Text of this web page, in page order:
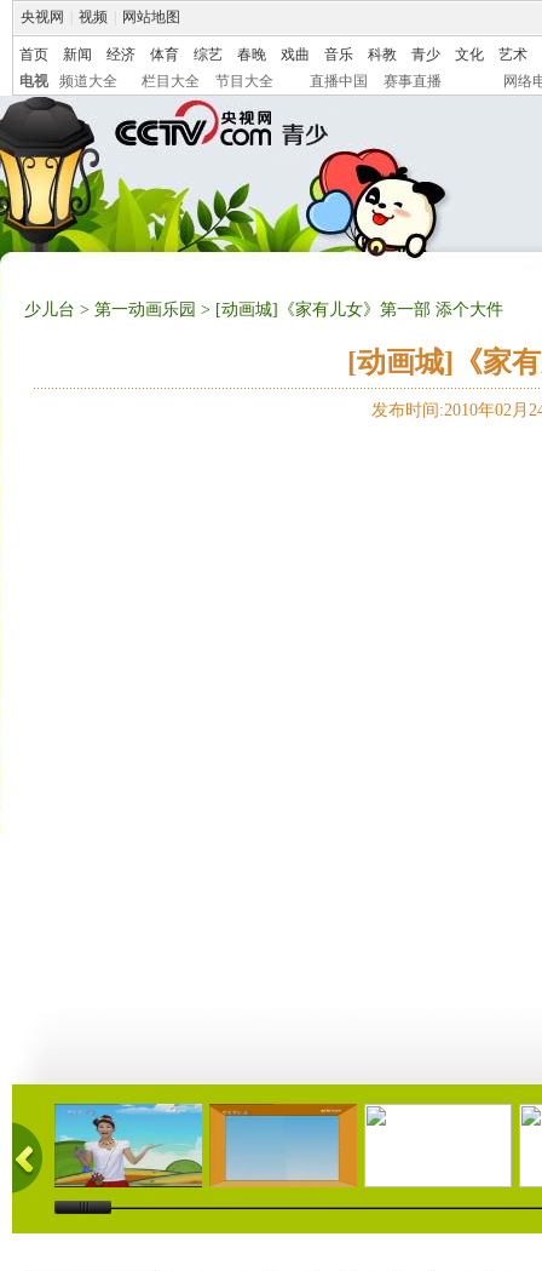
央视网 视频 网站地图
首页 新闻 经济 体育 综艺 春晚 戏曲 音乐 科教 青少 文化
艺术
电视
频道大全 栏目大全 节目大全 直播中国 赛事直播 网络
少儿台 > 第一动画乐园 > [动画城]《家有儿女》第一部 添个大件
[动画城]《家
发布时间:2010年02月
29:41 29:10 28:53